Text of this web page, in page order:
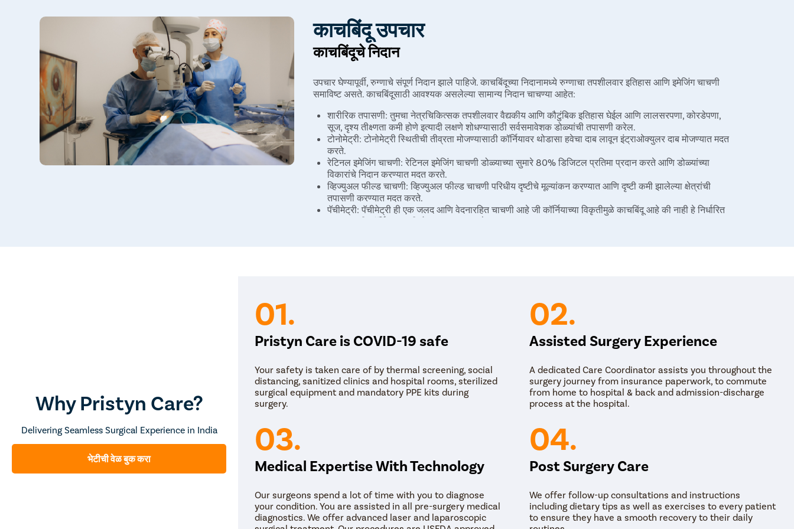
काचबिंदू उपचार
काचबिंदूचे निदान
उपचार घेण्यापूर्वी, रुग्णाचे संपूर्ण निदान झाले पाहिजे. काचबिंदूच्या निदानामध्ये रुग्णाचा तपशीलवार इतिहास आणि इमेजिंग चाचणी
समाविष्ट असते. काचबिंदूसाठी आवश्यक असलेल्या सामान्य निदान चाचण्या आहेत:
शारीरिक तपासणी: तुमचा नेत्रचिकित्सक तपशीलवार वैद्यकीय आणि कौटुंबिक इतिहास घेईल आणि लालसरपणा, कोरडेपणा,
सूज, दृश्य तीक्ष्णता कमी होणे इत्यादी लक्षणे शोधण्यासाठी सर्वसमावेशक डोळ्यांची तपासणी करेल.
टोनोमेट्री: टोनोमेट्री स्थितीची तीव्रता मोजण्यासाठी कॉर्नियावर थोडासा हवेचा दाब लावून इंट्राओक्युलर दाब मोजण्यात मदत
करते.
रेटिनल इमेजिंग चाचणी: रेटिनल इमेजिंग चाचणी डोळ्याच्या सुमारे 80% डिजिटल प्रतिमा प्रदान करते आणि डोळ्यांच्या
विकारांचे निदान करण्यात मदत करते.
व्हिज्युअल फील्ड चाचणी: व्हिज्युअल फील्ड चाचणी परिधीय दृष्टीचे मूल्यांकन करण्यात आणि दृष्टी कमी झालेल्या क्षेत्रांची
तपासणी करण्यात मदत करते.
पॅचीमेट्री: पॅचीमेट्री ही एक जलद आणि वेदनारहित चाचणी आहे जी कॉर्नियाच्या विकृतीमुळे काचबिंदू आहे की नाही हे निर्धारित
करण्यासाठी कॉर्नियल जाडी मोजण्यात मदत करते.
मदत करतात. तथापि, उपचार यशस्वी होण्यासाठी, रुग्णाने हे सुनिश्चित केले पाहिजे की त्यांनी त्यांचे औषध सोडले नाही किंवा विलंब
केला नाही. काचबिंदूसाठी प्रिस्क्रिप्शन आयड्रॉप्स आणि ओरल औषधांमध्ये प्रोस्टॅग्लॅंडिन, बीटा ब्लॉकर्स, अल्फा-एड्रेनर्जिक औषधे,
कार्बोनिक एनहायड्रेस इनहिबिटर, रो-किनेज इनहिबिटर किंवा कोलिनर्जिक औषधे समाविष्ट आहेत.
करण्यासाठी आणि काचबिंदूचे व्यवस्थापन करण्यासाठी प्रवाह पुनर्संचयित करण्यात मदत करते. काचबिंदूच्या सामान्य लेसर
उपचारांमध्ये YAG लेसर पेरिफेरल इरिडोटॉमी, आर्गॉन लेसर ट्रॅबेक्युलोप्लास्टी, डायोड लेझर मायलोएब्लेशन आणि निवडक लेसर
ट्रॅबेक्युलोप्लास्टी (SLT) यांचा समावेश होतो.
TRAB शस्त्रक्रिया (ट्रॅबेक्युलेक्टोमी): ट्रॅबेक्युलेक्टोमी दरम्यान, डोळा शल्यचिकित्सक अंतर्गत ट्रॅबेक्युलर नेटवर्कचा पर्दाफाश
करण्यासाठी पर्यायी मार्ग तयार करतो. शस्त्रक्रियेनंतर, भुवया खाली एक लहान सूज आहे जिथे द्रव बाहेर पडण्यापूर्वी गोळा
मिनिमली इनवेसिव्ह ग्लॉकोमा सर्जरी (MIGS): MIGS हा कमी-जोखीम असलेल्या डोळ्यांच्या शस्त्रक्रियांचा संग्रह आहे जो
ट्रॅबेक्युलर नेटवर्कला बायपास करून, सूक्ष्म डोळ्याच्या स्टेंटमधून बहिर्वाह वाढवणे, वाल्वुलर शस्त्रक्रियेद्वारे द्रव निचरा
करण्यासाठी पर्यायी मार्ग तयार करणे यासारख्या पर्यायी पध्दतींद्वारे इंट्राओक्युलर दाब कमी करण्यास मदत करतो. , इ.
Why Pristyn Care?
Delivering Seamless Surgical Experience in India
भेटीची वेळ बुक करा
01.
Pristyn Care is COVID-19 safe
Your safety is taken care of by thermal screening, social
distancing, sanitized clinics and hospital rooms, sterilized
surgical equipment and mandatory PPE kits during
surgery.
02.
Assisted Surgery Experience
A dedicated Care Coordinator assists you throughout the
surgery journey from insurance paperwork, to commute
from home to hospital & back and admission-discharge
process at the hospital.
03.
Medical Expertise With Technology
Our surgeons spend a lot of time with you to diagnose
your condition. You are assisted in all pre-surgery medical
diagnostics. We offer advanced laser and laparoscopic
04.
Post Surgery Care
We offer follow-up consultations and instructions
including dietary tips as well as exercises to every patient
to ensure they have a smooth recovery to their daily